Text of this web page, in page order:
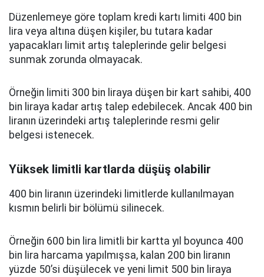
Düzenlemeye göre toplam kredi kartı limiti 400 bin
lira veya altına düşen kişiler, bu tutara kadar
yapacakları limit artış taleplerinde gelir belgesi
sunmak zorunda olmayacak.
Örneğin limiti 300 bin liraya düşen bir kart sahibi, 400
bin liraya kadar artış talep edebilecek. Ancak 400 bin
liranın üzerindeki artış taleplerinde resmi gelir
belgesi istenecek.
Yüksek limitli kartlarda düşüş olabilir
400 bin liranın üzerindeki limitlerde kullanılmayan
kısmın belirli bir bölümü silinecek.
Örneğin 600 bin lira limitli bir kartta yıl boyunca 400
bin lira harcama yapılmışsa, kalan 200 bin liranın
yüzde 50’si düşülecek ve yeni limit 500 bin liraya